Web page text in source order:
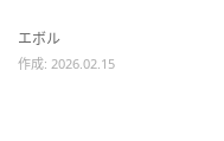
エボル
作成: 2026.02.15